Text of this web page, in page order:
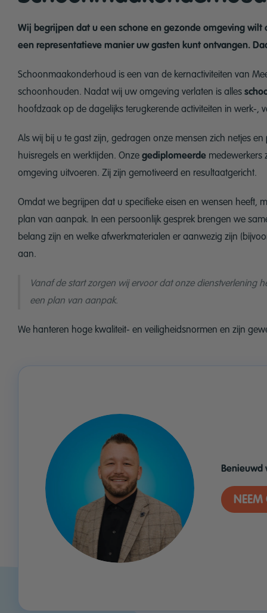
Wij begrijpen dat u een schone en gezonde omgeving
een representatieve manier uw gasten kunt ontvangen.
Schoonmaakonderhoud is een van de kernactiviteiten van
schoonhouden. Nadat wij uw omgeving verlaten is alles
hoofdzaak op de dagelijks terugkerende activiteiten in werk-,
Als wij bij u te gast zijn, gedragen onze mensen zich netjes en
huisregels en werktijden. Onze gediplomeerde medewerkers
omgeving uitvoeren. Zij zijn gemotiveerd en resultaatgericht.
Omdat we begrijpen dat u specifieke eisen en wensen
plan van aanpak. In een persoonlijk gesprek brengen we
belang zijn en welke afwerkmaterialen er aanwezig zijn
aan.
Vanaf de start zorgen wij ervoor dat onze dienstverlening
een plan van aanpak.
We hanteren hoge kwaliteit- en veiligheidsnormen en zijn
Benieuwd